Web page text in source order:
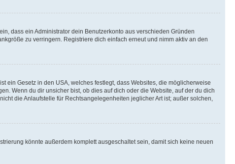
dass ein Administrator dein Benutzerkonto aus verschieden Gründen
zu verringern. Registriere dich einfach erneut und nimm aktiv an den
ein Gesetz in den USA, welches festlegt, dass Websites, die möglicherweise
Wenn du dir unsicher bist, ob dies auf dich oder die Website, auf der du dich
die Anlaufstelle für Rechtsangelegenheiten jeglicher Art ist; außer solchen,
könnte außerdem komplett ausgeschaltet sein, damit sich keine neuen